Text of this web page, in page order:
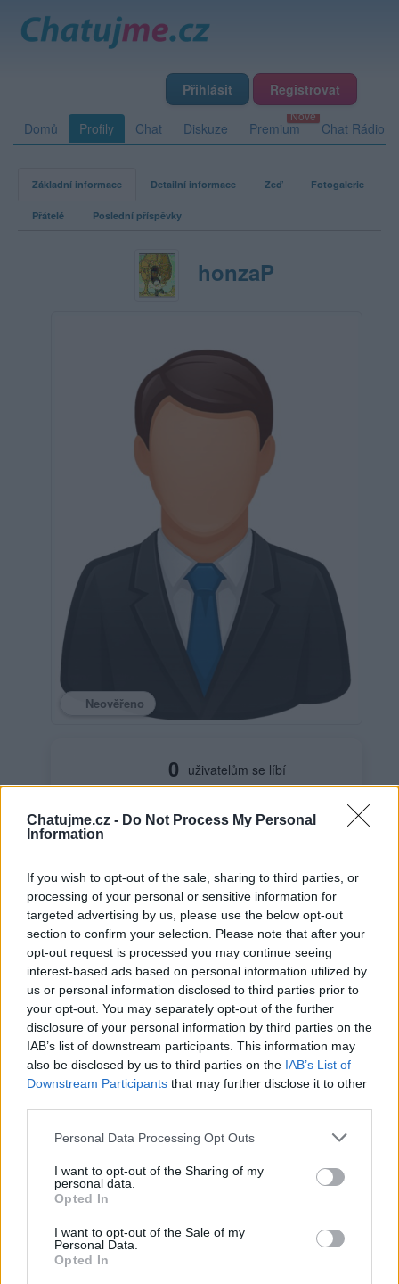
Chatujme.cz - Do Not Process My Personal
Information
If you wish to opt-out of the sale, sharing to third parties, or
processing of your personal or sensitive information for
targeted advertising by us, please use the below opt-out
section to confirm your selection. Please note that after your
opt-out request is processed you may continue seeing
interest-based ads based on personal information utilized by
us or personal information disclosed to third parties prior to
your opt-out. You may separately opt-out of the further
disclosure of your personal information by third parties on the
IAB’s list of downstream participants. This information may
also be disclosed by us to third parties on the IAB’s List of
Downstream Participants that may further disclose it to other
Personal Data Processing Opt Outs
I want to opt-out of the Sharing of my
personal data.
Opted In
I want to opt-out of the Sale of my
Personal Data.
Opted In
Přihlásit Registrovat
Domů Profily Chat Diskuze Premium Chat Rádio
Základní informace Detailní informace Zeď Fotogalerie
Přátelé Poslední příspěvky
honzaP
Neověřeno
0 uživatelům se líbí
Věk: ??
Kontakt
Napsat uživateli vzkaz
Informace o profilu a chatu
: 31.03.2014 12:00
Online: Není nikde online
Naposledy aktivní: 25.06.2025 16:30
Prochatováno: 294.76 hod.
Počet přátel: 2
Profil zobrazen: 365x
Líbí se:0
Oblibené místnosti: Žádné
Sledované diskuze: Informace pro uživatele
Poslední 3 příspěvky na mé zdi